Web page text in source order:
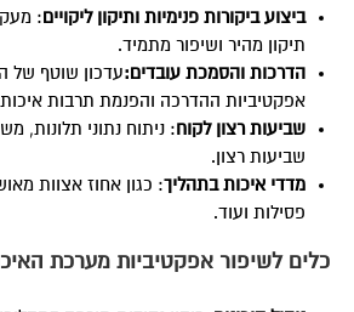
ביצוע ביקורות פנימיות ותיקון ליקויים:
תיקון מהיר ושיפור מתמיד.
הדרכות והסמכת עובדים:עדכון שוטף של
אפקטיביות ההדרכה והפנמת תרבות
שביעות רצון לקוח: ניתוח נתוני תלונות,
שביעות רצון.
מדדי איכות בתהליך: כגון אחוז אצוות
פסילות ועוד.
כלים לשיפור אפקטיביות מערכת